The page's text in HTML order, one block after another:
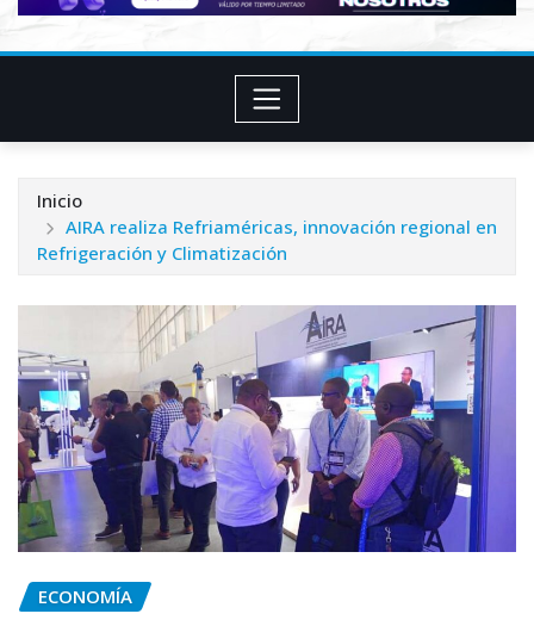
Inicio
AIRA realiza Refriaméricas, innovación regional en
Refrigeración y Climatización
ECONOMÍA